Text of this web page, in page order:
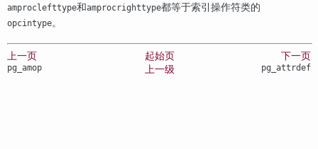
amproclefttype和amprocrighttype都等于索引操作符类的
opcintype。
上一页 起始页 下一页
pg_amop 上一级 pg_attrdef